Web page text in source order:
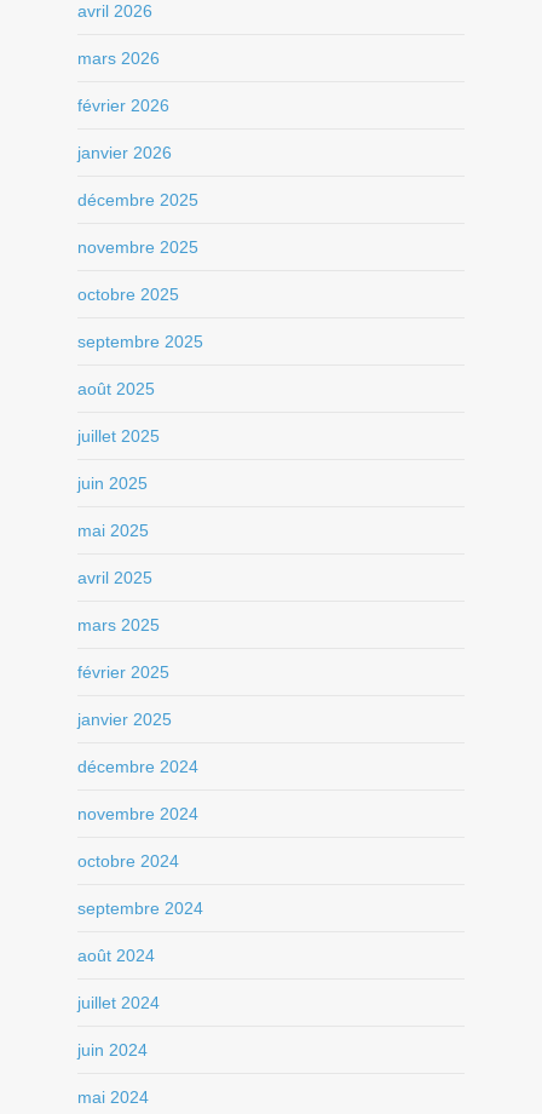
avril 2026
mars 2026
février 2026
janvier 2026
décembre 2025
novembre 2025
octobre 2025
septembre 2025
août 2025
juillet 2025
juin 2025
mai 2025
avril 2025
mars 2025
février 2025
janvier 2025
décembre 2024
novembre 2024
octobre 2024
septembre 2024
août 2024
juillet 2024
juin 2024
mai 2024